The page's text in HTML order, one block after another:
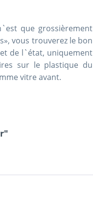
que grossièrement
vous trouverez le bon
de l`état, uniquement
sur le plastique du
vitre avant.